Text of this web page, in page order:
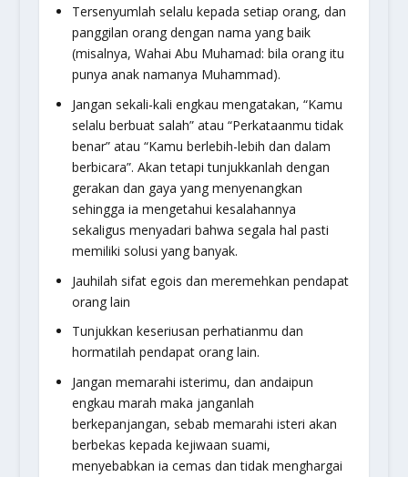
Tersenyumlah selalu kepada setiap orang, dan
panggilan orang dengan nama yang baik
(misalnya, Wahai Abu Muhamad: bila orang itu
punya anak namanya Muhammad).
Jangan sekali-kali engkau mengatakan, “Kamu
selalu berbuat salah” atau “Perkataanmu tidak
benar” atau “Kamu berlebih-lebih dan dalam
berbicara”. Akan tetapi tunjukkanlah dengan
gerakan dan gaya yang menyenangkan
sehingga ia mengetahui kesalahannya
sekaligus menyadari bahwa segala hal pasti
memiliki solusi yang banyak.
Jauhilah sifat egois dan meremehkan pendapat
orang lain
Tunjukkan keseriusan perhatianmu dan
hormatilah pendapat orang lain.
Jangan memarahi isterimu, dan andaipun
engkau marah maka janganlah
berkepanjangan, sebab memarahi isteri akan
berbekas kepada kejiwaan suami,
menyebabkan ia cemas dan tidak menghargai